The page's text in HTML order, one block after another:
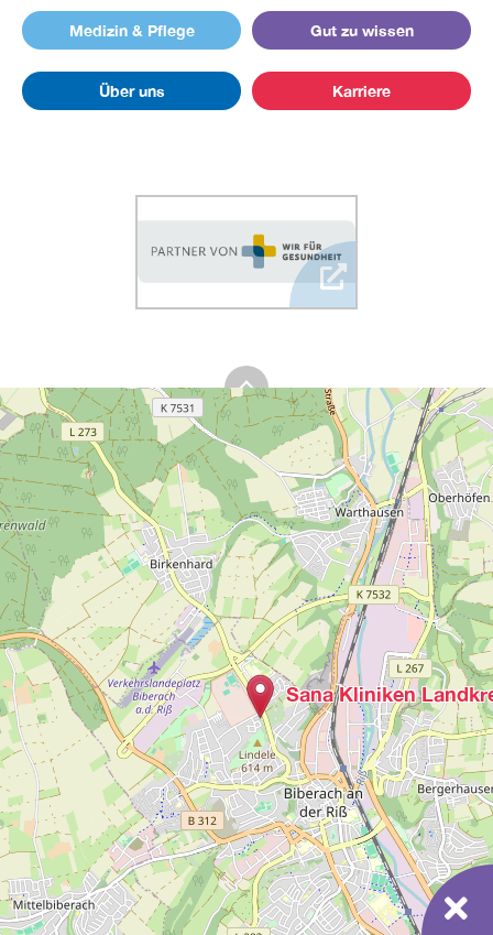
Medizin & Pflege Gut zu wissen
Über uns Karriere
Sana Kliniken